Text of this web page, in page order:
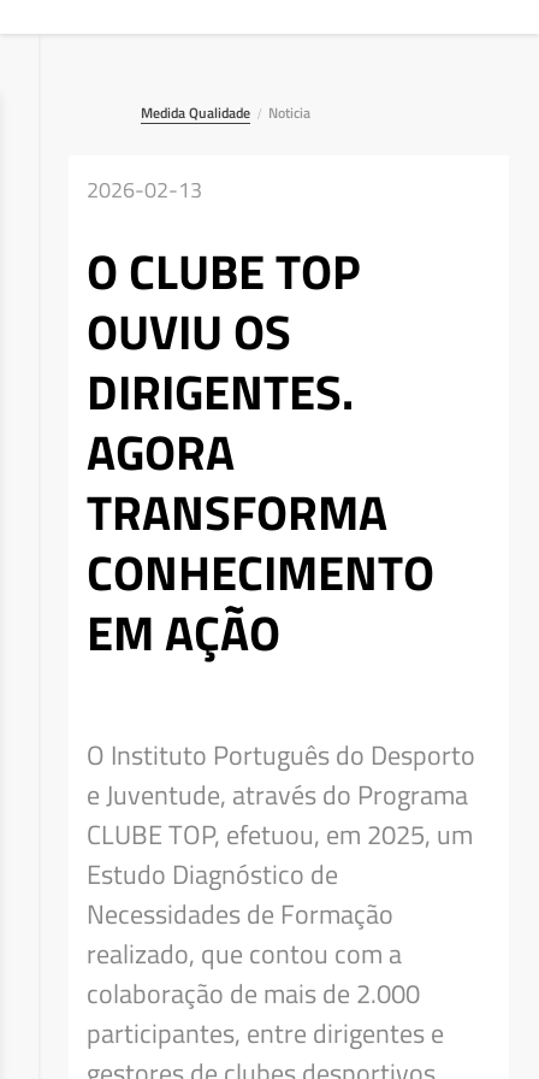
Medida Qualidade / Noticia
2026-02-13
O CLUBE TOP
OUVIU OS
DIRIGENTES.
AGORA
TRANSFORMA
CONHECIMENTO
EM AÇÃO
O Instituto Português do Desporto
e Juventude, através do Programa
CLUBE TOP, efetuou, em 2025, um
Estudo Diagnóstico de
Necessidades de Formação
realizado, que contou com a
colaboração de mais de 2.000
participantes, entre dirigentes e
Deseja apagar o ficheiro?